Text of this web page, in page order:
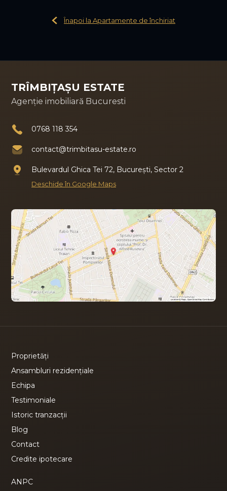
Înapoi la Apartamente de închiriat
TRÎMBIȚAȘU ESTATE
Agenție imobiliară Bucuresti
0768 118 354
contact@trimbitasu-estate.ro
Bulevardul Ghica Tei 72, București, Sector 2
Deschide în Google Maps
Proprietăți
Ansambluri rezidențiale
Echipa
Testimoniale
Istoric tranzacții
Blog
Contact
Credite ipotecare
ANPC